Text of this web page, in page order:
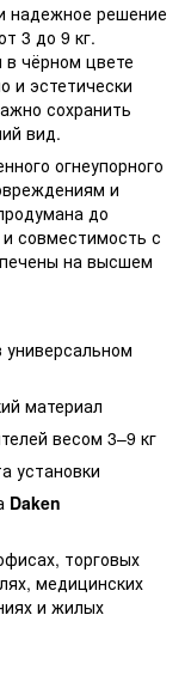
надежное решение
3 до 9 кг.
чёрном цвете
и эстетически
сохранить
вид.
огнеупорного
и
до
совместимость с
на высшем
материал
весом 3–9 кг
установки
Daken
торговых
медицинских
и жилых